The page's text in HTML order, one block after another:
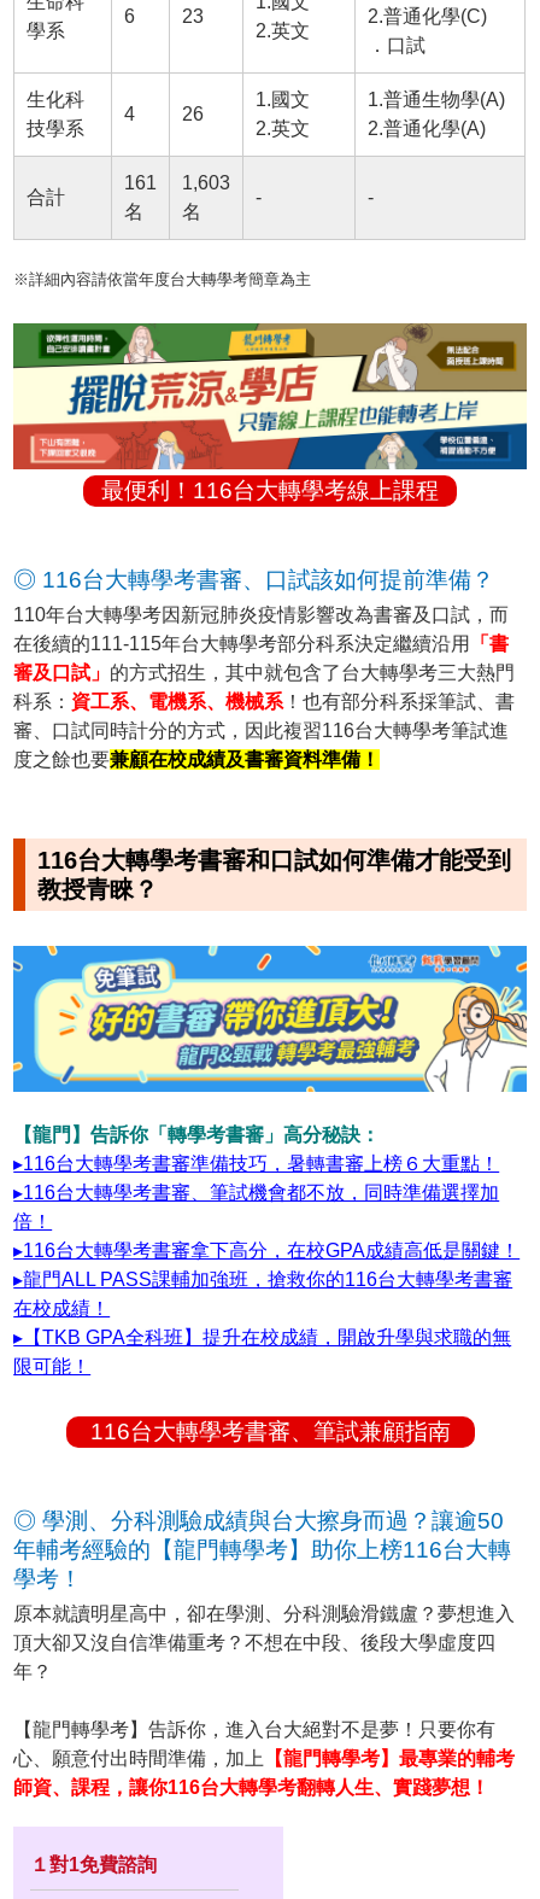
學系
6 23
2.英文
2.普通化學(C)
．口試
生化科
技學系
4 26
1.國文
2.英文
1.普通生物學(A)
2.普通化學(A)
合計
161
名
1,603
名
- -
※詳細內容請依當年度台大轉學考簡章為主
最便利！116台大轉學考線上課程
◎ 116台大轉學考書審、口試該如何提前準備？
110年台大轉學考因新冠肺炎疫情影響改為書審及口試，而
在後續的111-115年台大轉學考部分科系決定繼續沿用
「書
審及口試」 的方式招生，其中就包含了台大轉學考三大熱門
科系： 資工系、電機系、機械系 ！也有部分科系採筆試、書
審、口試同時計分的方式，因此複習116台大轉學考筆試進
度之餘也要兼顧在校成績及書審資料準備！
116台大轉學考書審和口試如何準備才能受到
教授青睞？
【龍門】告訴你「轉學考書審」高分秘訣：
▸116台大轉學考書審準備技巧，暑轉書審上榜６大重點！
▸116台大轉學考書審、筆試機會都不放，同時準備選擇加
倍！
▸116台大轉學考書審拿下高分，在校GPA成績高低是關鍵！
▸龍門ALL PASS課輔加強班，搶救你的116台大轉學考書審
在校成績！
▸【TKB GPA全科班】提升在校成績，開啟升學與求職的無
限可能！
116台大轉學考書審、筆試兼顧指南
◎ 學測、分科測驗成績與台大擦身而過？讓逾50
年輔考經驗的【龍門轉學考】助你上榜116台大轉
學考！
原本就讀明星高中，卻在學測、分科測驗滑鐵盧？夢想進入
頂大卻又沒自信準備重考？不想在中段、後段大學虛度四
年？
【龍門轉學考】告訴你，進入台大絕對不是夢！只要你有
心、願意付出時間準備，加上
【龍門轉學考】最專業的輔考
師資、課程，讓你116台大轉學考翻轉人生、實踐夢想！
１對1免費諮詢